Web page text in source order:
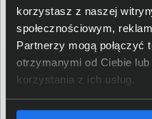
korzystasz z naszej
społecznościowym,
Partnerzy mogą połączyć
otrzymanymi od Ciebie
korzystania z ich usług.
Ilość zainstalowanych
dysków
Typ dysku